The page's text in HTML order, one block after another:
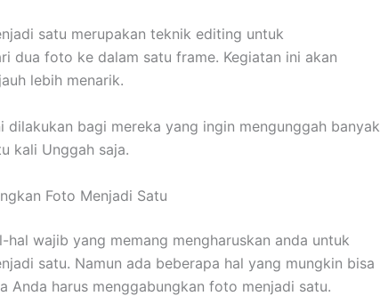
satu merupakan teknik editing untuk
dua foto ke dalam satu frame. Kegiatan ini akan
lebih menarik.
dilakukan bagi mereka yang ingin mengunggah banyak
kali Unggah saja.
Foto Menjadi Satu
hal wajib yang memang mengharuskan anda untuk
satu. Namun ada beberapa hal yang mungkin bisa
Anda harus menggabungkan foto menjadi satu.